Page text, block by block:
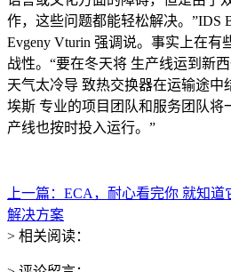
作，这些问题都能轻松解决。”IDS
Evgeny Vturin 强调说。事实上在有
战性。“要在冬天将 生产线运到新
天气太冷导 致热交换器在运输途中
埃斯 专业的项目团队和服务团队将
产线也按时投入运行。”
上一篇：ECA，耐心看完你 就知道
解决方案
> 相关阅读：